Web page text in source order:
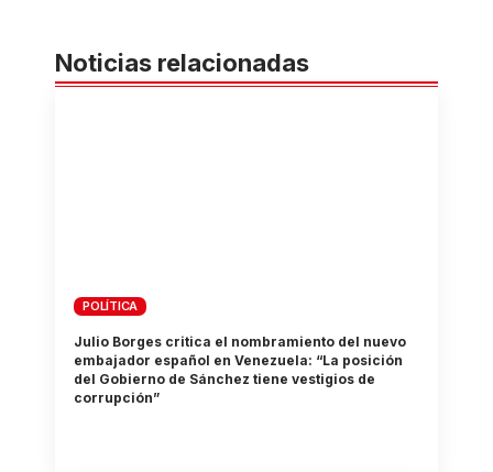
Noticias relacionadas
POLÍTICA
Julio Borges critica el nombramiento del nuevo
embajador español en Venezuela: “La posición
del Gobierno de Sánchez tiene vestigios de
corrupción”